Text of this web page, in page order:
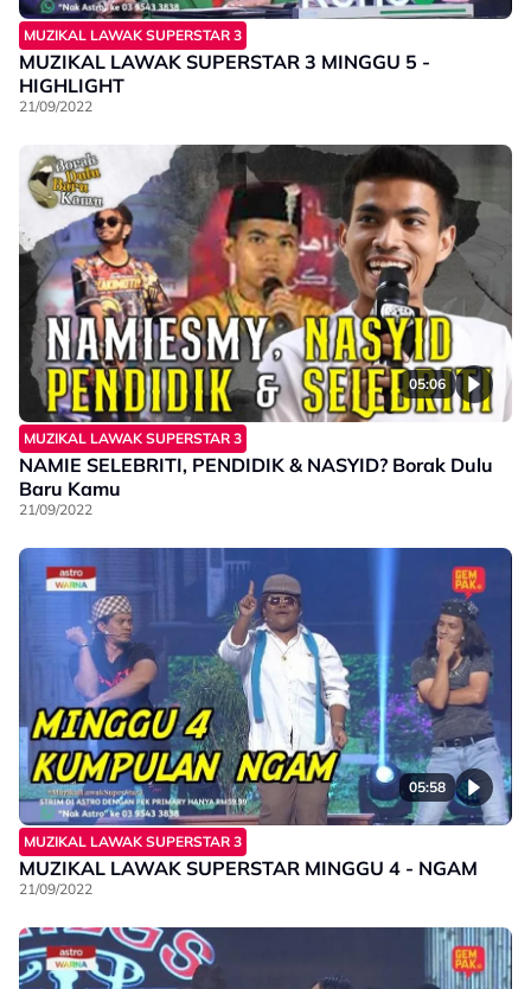
MUZIKAL LAWAK SUPERSTAR 3
MUZIKAL LAWAK SUPERSTAR 3 MINGGU 5 -
HIGHLIGHT
21/09/2022
05:06
MUZIKAL LAWAK SUPERSTAR 3
NAMIE SELEBRITI, PENDIDIK & NASYID? Borak Dulu
Baru Kamu
21/09/2022
05:58
MUZIKAL LAWAK SUPERSTAR 3
MUZIKAL LAWAK SUPERSTAR MINGGU 4 - NGAM
21/09/2022